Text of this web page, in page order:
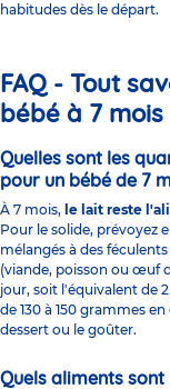
habitudes dès le départ.
FAQ - Tout
bébé à 7 mois
Quelles sont les
pour un bébé de 7
À 7 mois, le lait reste
Pour le solide, prévoyez
mélangés à des
(viande, poisson ou œuf
jour, soit l'équivalent de
de 130 à 150 grammes
dessert ou le goûter.
Quels aliments